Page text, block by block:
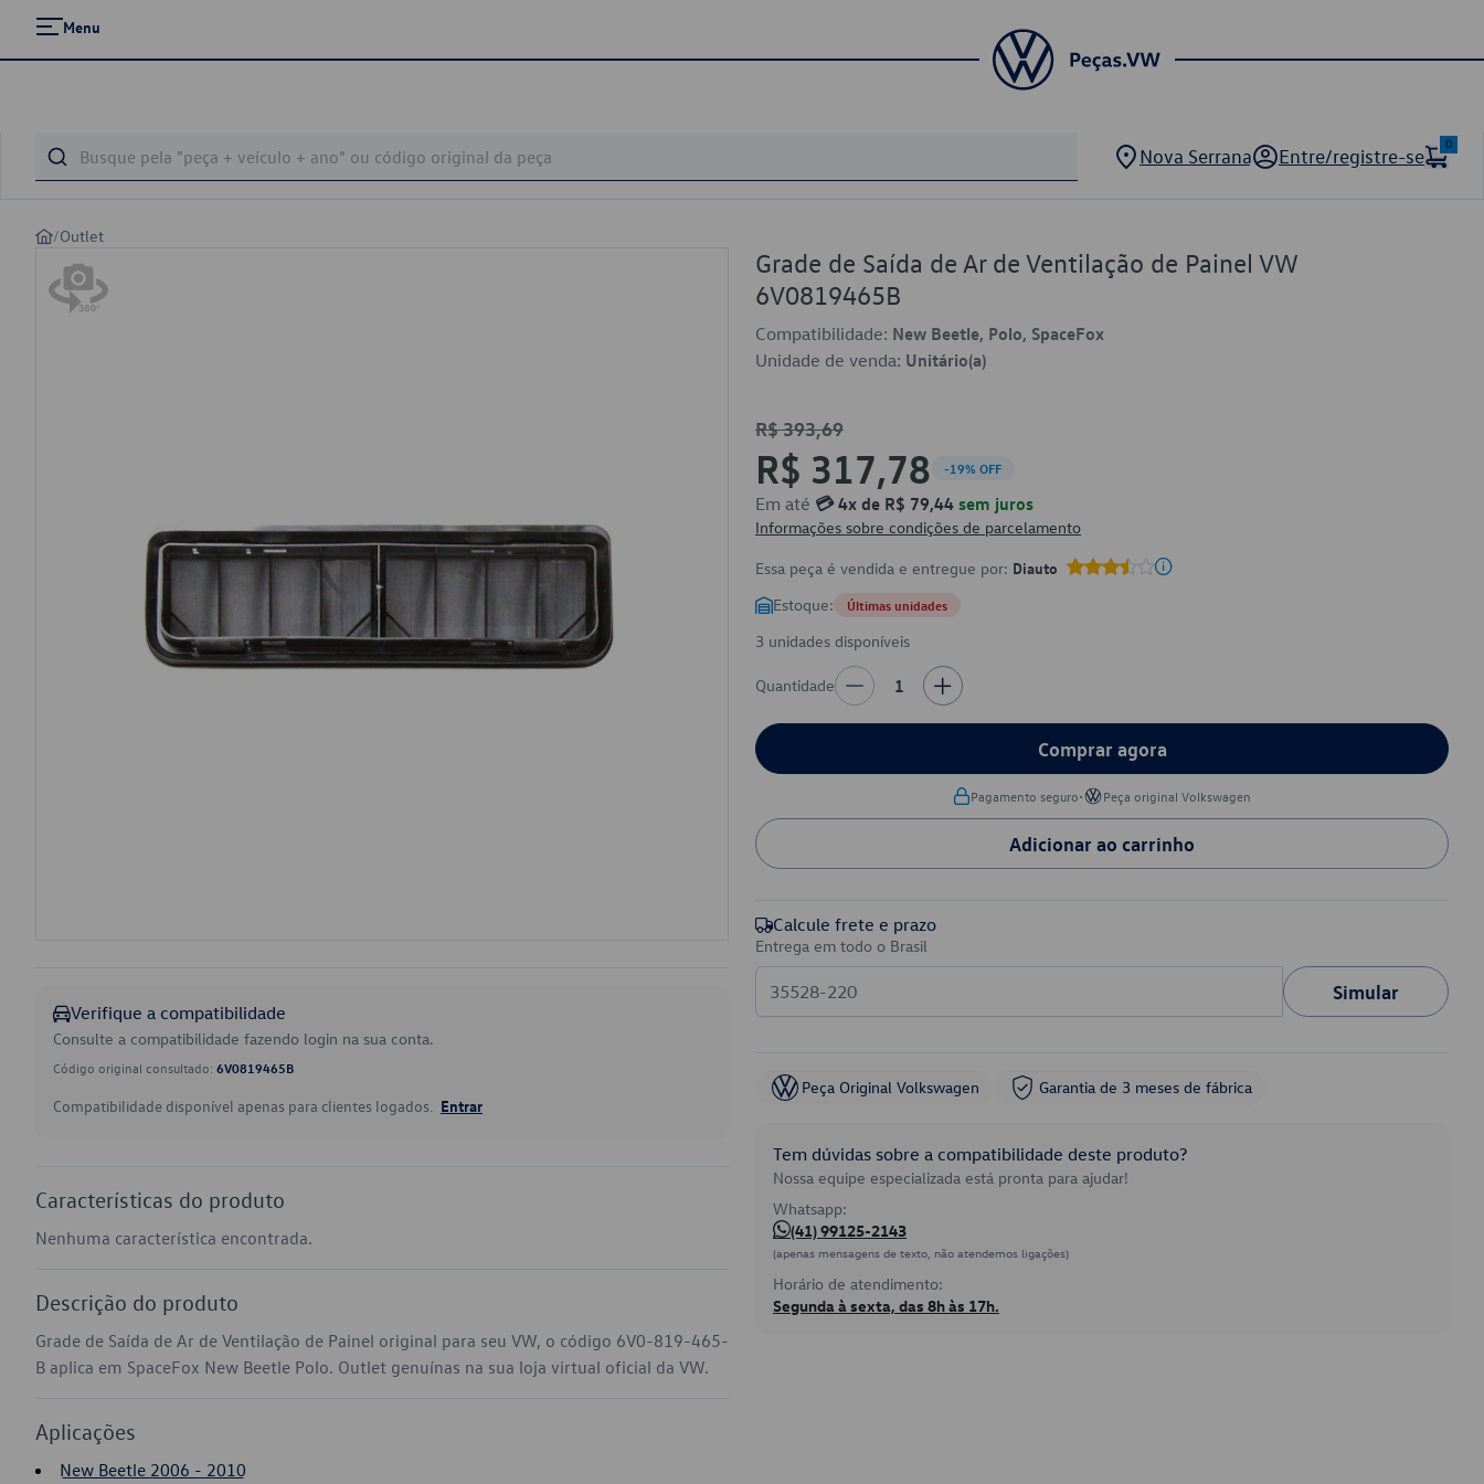
Menu
Nova Serrana Entre/registre-se
0
/Outlet
Verifique a compatibilidade
Consulte a compatibilidade fazendo login na sua conta.
Código original consultado: 6V0819465B
Compatibilidade disponível apenas para clientes logados. Entrar
Características do produto
Nenhuma característica encontrada.
Descrição do produto
Grade de Saída de Ar de Ventilação de Painel original para seu VW, o código 6V0-819-465-
B aplica em SpaceFox New Beetle Polo. Outlet genuínas na sua loja virtual oficial da VW.
Aplicações
New Beetle 2006 - 2010
Grade de Saída de Ar de Ventilação de Painel VW
6V0819465B
Compatibilidade: New Beetle, Polo, SpaceFox
Unidade de venda: Unitário(a)
R$ 393,69
R$ 317,78 -19% OFF
Em até 💳 4x de R$ 79,44 sem juros
Informações sobre condições de parcelamento
Essa peça é vendida e entregue por: Diauto
Estoque: Últimas unidades
3 unidades disponíveis
Quantidade 1
Comprar agora
Pagamento seguro• Peça original Volkswagen
Adicionar ao carrinho
Calcule frete e prazo
Entrega em todo o Brasil
Simular
Peça Original Volkswagen Garantia de 3 meses de fábrica
Tem dúvidas sobre a compatibilidade deste produto?
Nossa equipe especializada está pronta para ajudar!
Whatsapp:
(41) 99125-2143
(apenas mensagens de texto, não atendemos ligações)
Horário de atendimento:
Segunda à sexta, das 8h às 17h.